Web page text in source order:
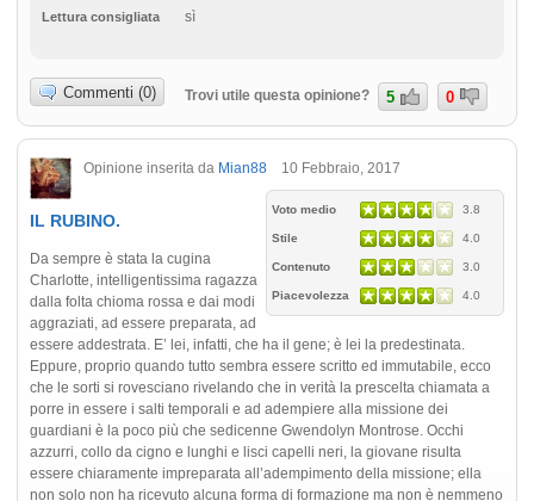
Lettura consigliata
sì
Commenti (0) Trovi utile questa opinione? 5 0
Opinione inserita da Mian88 10 Febbraio, 2017
Voto medio 3.8
Stile 4.0
Contenuto 3.0
Piacevolezza 4.0
IL RUBINO.
Da sempre è stata la cugina
Charlotte, intelligentissima ragazza
dalla folta chioma rossa e dai modi
aggraziati, ad essere preparata, ad
essere addestrata. E’ lei, infatti, che ha il gene; è lei la predestinata.
Eppure, proprio quando tutto sembra essere scritto ed immutabile, ecco
che le sorti si rovesciano rivelando che in verità la prescelta chiamata a
porre in essere i salti temporali e ad adempiere alla missione dei
guardiani è la poco più che sedicenne Gwendolyn Montrose. Occhi
azzurri, collo da cigno e lunghi e lisci capelli neri, la giovane risulta
essere chiaramente impreparata all’adempimento della missione; ella
non solo non ha ricevuto alcuna forma di formazione ma non è nemmeno